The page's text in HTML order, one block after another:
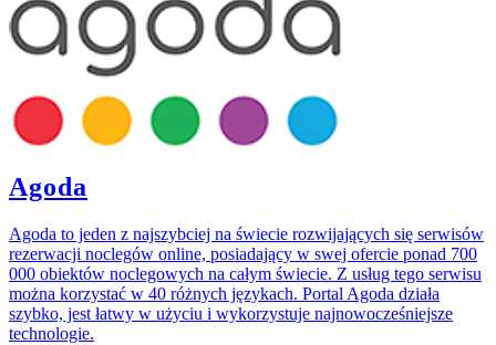
Agoda
Agoda to jeden z najszybciej na świecie rozwijających się serwisów
rezerwacji noclegów online, posiadający w swej ofercie ponad 700
000 obiektów noclegowych na całym świecie. Z usług tego serwisu
można korzystać w 40 różnych językach. Portal Agoda działa
szybko, jest łatwy w użyciu i wykorzystuje najnowocześniejsze
technologie.